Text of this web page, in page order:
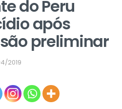
do Peru
após
preliminar
2019